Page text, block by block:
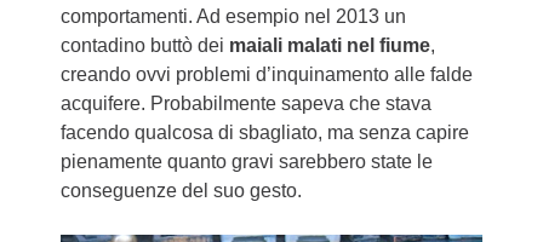
comportamenti. Ad esempio nel 2013 un
contadino buttò dei maiali malati nel fiume,
creando ovvi problemi d’inquinamento alle falde
acquifere. Probabilmente sapeva che stava
facendo qualcosa di sbagliato, ma senza capire
pienamente quanto gravi sarebbero state le
conseguenze del suo gesto.